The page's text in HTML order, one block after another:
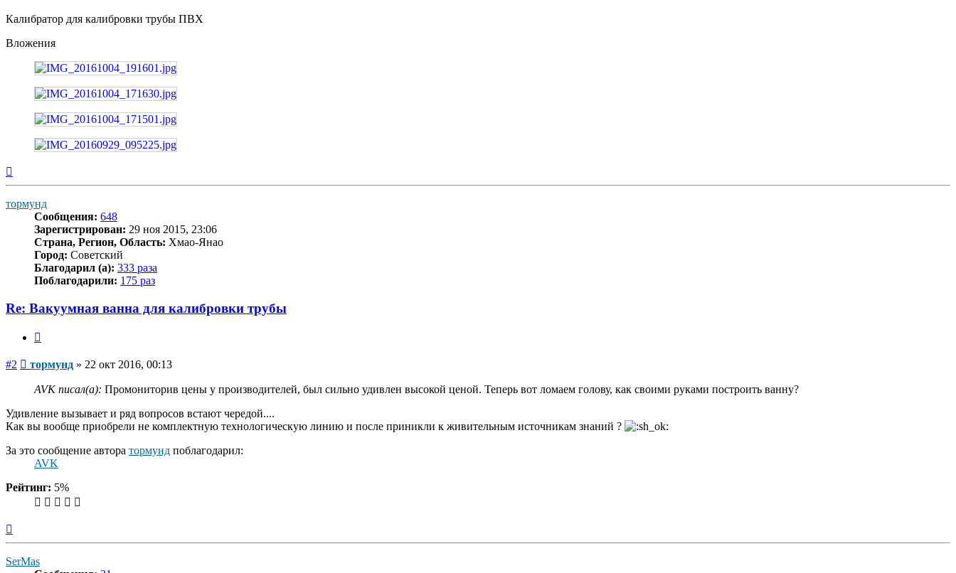
Калибратор для калибровки трубы ПВХ
Вложения
тормунд
Сообщения: 648
Зарегистрирован: 29 ноя 2015, 23:06
Страна, Регион, Область: Хмао-Янао
Город: Советский
Благодарил (а): 333 раза
Поблагодарили: 175 раз
Re: Вакуумная ванна для калибровки трубы
#2 Сообщение
тормунд » 22 окт 2016, 00:13
AVK писал(а): Промониторив цены у производителей, был сильно удивлен высокой ценой. Теперь вот ломаем голову, как своими руками построить ванну?
Удивление вызывает и ряд вопросов встают чередой....
Как вы вообще приобрели не комплектную технологическую линию и после приникли к живительным источникам знаний ?
За это сообщение автора тормунд поблагодарил:
AVK
Рейтинг: 5%
SerMas